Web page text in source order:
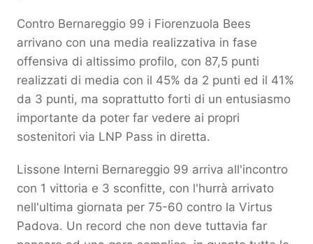
Contro Bernareggio 99 i Fiorenzuola Bees
arrivano con una media realizzativa in fase
offensiva di altissimo profilo, con 87,5 punti
realizzati di media con il 45% da 2 punti ed il 41%
da 3 punti, ma soprattutto forti di un entusiasmo
importante da poter far vedere ai propri
sostenitori via LNP Pass in diretta.
Lissone Interni Bernareggio 99 arriva all'incontro
con 1 vittoria e 3 sconfitte, con l'hurrà arrivato
nell'ultima giornata per 75-60 contro la Virtus
Padova. Un record che non deve tuttavia far